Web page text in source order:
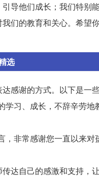
导他们成长；我们特别
们的教育和关心。希
选
感谢的方式。以下是一
学习、成长，不辞辛劳
，非常感谢您一直以来
达自己的感激和支持，